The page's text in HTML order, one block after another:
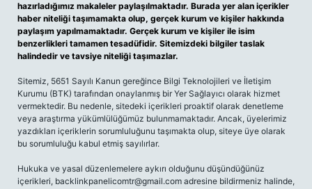
hazırladığımız makaleler paylaşılmaktadır. Burada yer alan içerikler
haber niteliği taşımamakta olup, gerçek kurum ve kişiler hakkında
paylaşım yapılmamaktadır. Gerçek kurum ve kişiler ile isim
benzerlikleri tamamen tesadüfidir. Sitemizdeki bilgiler taslak
halindedir ve tavsiye niteliği taşımazlar.
Sitemiz, 5651 Sayılı Kanun gereğince Bilgi Teknolojileri ve İletişim
Kurumu (BTK) tarafından onaylanmış bir Yer Sağlayıcı olarak hizmet
vermektedir. Bu nedenle, sitedeki içerikleri proaktif olarak denetleme
veya araştırma yükümlülüğümüz bulunmamaktadır. Ancak, üyelerimiz
yazdıkları içeriklerin sorumluluğunu taşımakta olup, siteye üye olarak
bu sorumluluğu kabul etmiş sayılırlar.
Hukuka ve yasal düzenlemelere aykırı olduğunu düşündüğünüz
içerikleri, backlinkpanelicomtr@gmail.com adresine bildirmeniz halinde,